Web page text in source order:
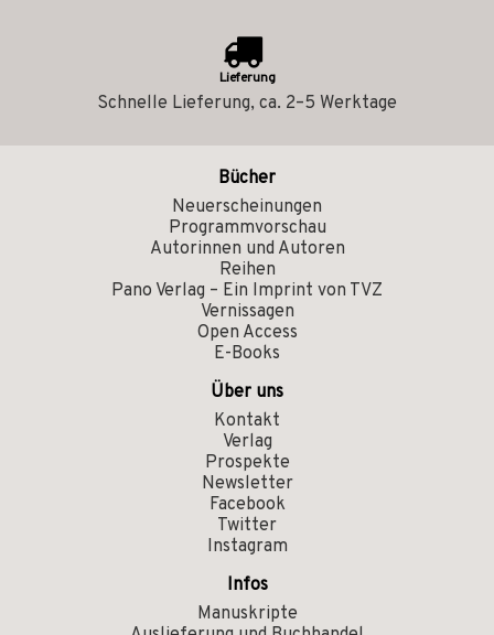
Lieferung
Schnelle Lieferung, ca. 2–5 Werktage
Bücher
Neuerscheinungen
Programmvorschau
Autorinnen und Autoren
Reihen
Pano Verlag – Ein Imprint von TVZ
Vernissagen
Open Access
E-Books
Über uns
Kontakt
Verlag
Prospekte
Newsletter
Facebook
Twitter
Instagram
Infos
Manuskripte